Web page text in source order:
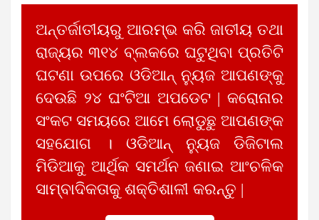
ଅନ୍ତର୍ଜାତୀୟରୁ ଆରମ୍ଭ କରି ଜାତୀୟ ତଥା
ରାଜ୍ୟର ୩୧୪ ବ୍ଲକରେ ଘଟୁଥିବା ପ୍ରତିଟି
ଘଟଣା ଉପରେ ଓଡିଆନ୍ ନ୍ୟୁଜ ଆପଣଙ୍କୁ
ଦେଉଛି ୨୪ ଘଂଟିଆ ଅପଡେଟ | କରୋନାର
ସଂକଟ ସମୟରେ ଆମେ ଲୋଡୁଛୁ ଆପଣଙ୍କ
ସହଯୋଗ । ଓଡିଆନ୍ ନ୍ୟୁଜ ଡିଜିଟାଲ
ମିଡିଆକୁ ଆର୍ଥିକ ସମର୍ଥନ ଜଣାଇ ଆଂଚଳିକ
ସାମ୍ବାଦିକତାକୁ ଶକ୍ତିଶାଳୀ କରନ୍ତୁ |